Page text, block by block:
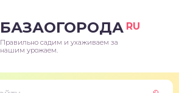
БАЗАОГОРОДА RU
Правильно садим и ухаживаем за
нашим урожаем.